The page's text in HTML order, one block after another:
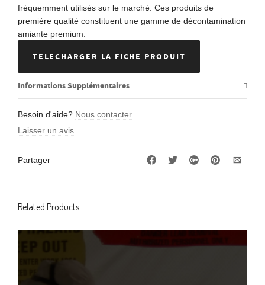
fréquemment utilisés sur le marché. Ces produits de
première qualité constituent une gamme de décontamination
amiante premium.
TELECHARGER LA FICHE PRODUIT
Informations Supplémentaires
Besoin d'aide? Nous contacter
Laisser un avis
Partager
Related Products